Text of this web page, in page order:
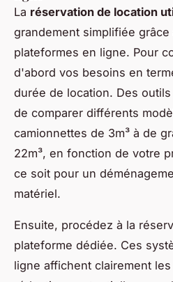
La réservation de location
grandement simplifiée grâce
plateformes en ligne. Pour
d'abord vos besoins en
durée de location. Des
de comparer différents
camionnettes de 3m³ à de
22m³, en fonction de votre
ce soit pour un
matériel.
Ensuite, procédez à la
plateforme dédiée. Ces
ligne affichent clairement